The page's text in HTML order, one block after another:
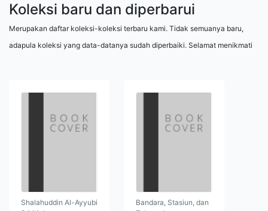
Koleksi baru dan diperbarui
Merupakan daftar koleksi-koleksi terbaru kami. Tidak semuanya baru,
adapula koleksi yang data-datanya sudah diperbaiki. Selamat menikmati
Shalahuddin Al-Ayyubi
Bandara, Stasiun, dan